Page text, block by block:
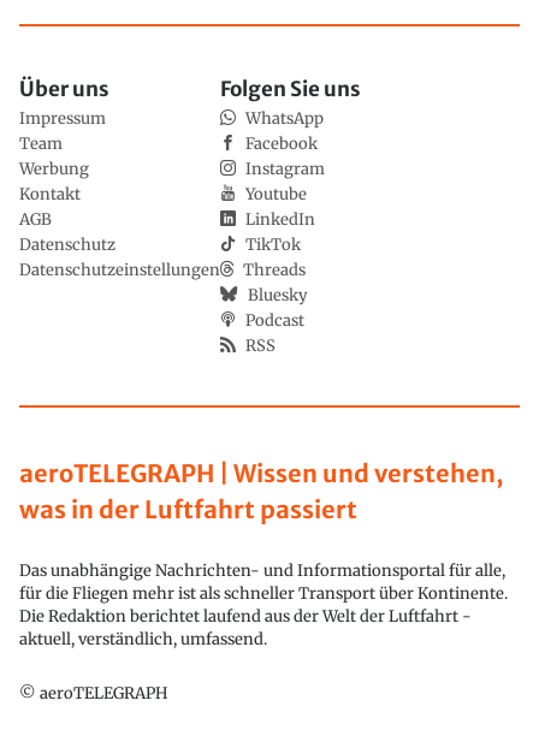
aeroTELEGRAPH | Wissen und verstehen,
was in der Luftfahrt passiert
Das unabhängige Nachrichten- und Informationsportal für alle,
für die Fliegen mehr ist als schneller Transport über Kontinente.
Die Redaktion berichtet laufend aus der Welt der Luftfahrt -
aktuell, verständlich, umfassend.
© aeroTELEGRAPH
Über uns
Impressum
Team
Werbung
Kontakt
AGB
Datenschutz
Datenschutzeinstellungen
Folgen Sie uns
WhatsApp
Facebook
Instagram
Youtube
LinkedIn
TikTok
Threads
Bluesky
Podcast
RSS